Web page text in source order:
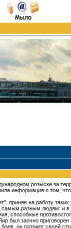
розыске за
информация о том,
приняв на работу
разным людям: и в
способные
заочно приговорен
он патриот своей